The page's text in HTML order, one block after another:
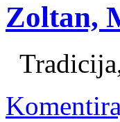
Zoltan,